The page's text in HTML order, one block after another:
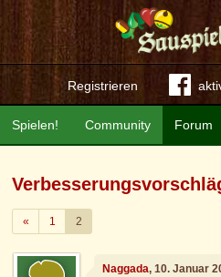
Registrieren
Community Forum
Spielen!
«Zurück
1 2
Naggada, 10. Januar